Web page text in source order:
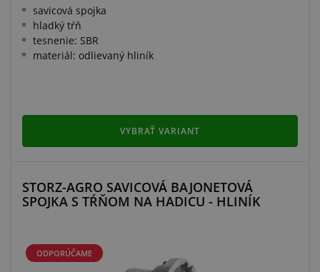
savicová spojka
hladký tŕň
tesnenie: SBR
materiál: odlievaný hliník
VYBRAŤ VARIANT
STORZ-AGRO SAVICOVÁ BAJONETOVÁ
SPOJKA S TŔŇOM NA HADICU - HLINÍK
ODPORÚČAME